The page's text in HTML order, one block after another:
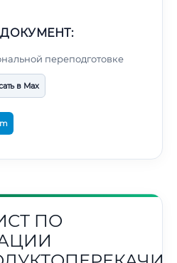
переподготовке
в Max
ПО